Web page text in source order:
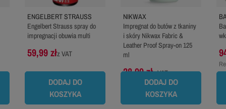
ENGELBERT STRAUSS
Engelbert Strauss spray do
impregnacji obuwia multi
59,99 złz VAT
DODAJ DO
KOSZYKA
NIKWAX
Impregnat do butów z tkaniny
i skóry Nikwax Fabric &
Leather Proof Spray-on 125
ml
28,99 złz VAT
DODAJ DO
KOSZYKA